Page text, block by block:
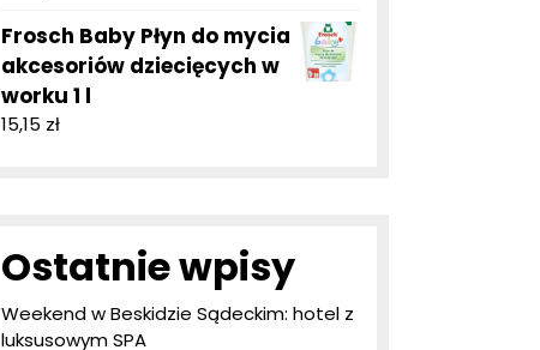
Frosch Baby Płyn do mycia
akcesoriów dziecięcych w
worku 1 l
15,15 zł
Ostatnie wpisy
Weekend w Beskidzie Sądeckim: hotel z
luksusowym SPA